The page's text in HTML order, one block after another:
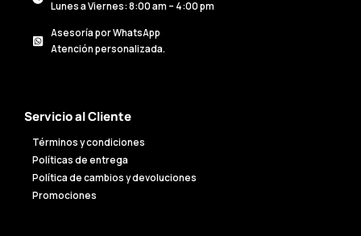
Lunes a Viernes: 8:00 am – 4:00 pm
Asesoría por WhatsApp
Atención personalizada.
Servicio al Cliente
Términos y condiciones
Políticas de entrega
Política de cambios y devoluciones
Promociones